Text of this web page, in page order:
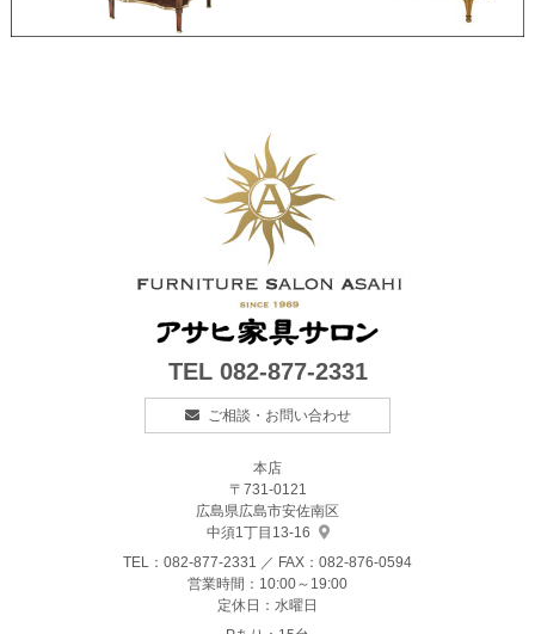
TEL 082-877-2331
ご相談・お問い合わせ
本店
〒731-0121
広島県広島市安佐南区
中須1丁目13-16
TEL： 082-877-2331 ／ FAX：082-876-0594
営業時間：10:00～19:00
定休日：水曜日